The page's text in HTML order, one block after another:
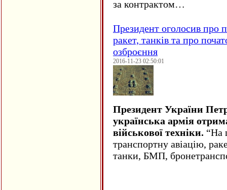
за контрактом…
Президент оголосив про
ракет, танків та про
озброєння
2016-11-23 02:50:01
Президент України
українська армія
військової техніки. “На
транспортну авіацію,
танки, БМП,